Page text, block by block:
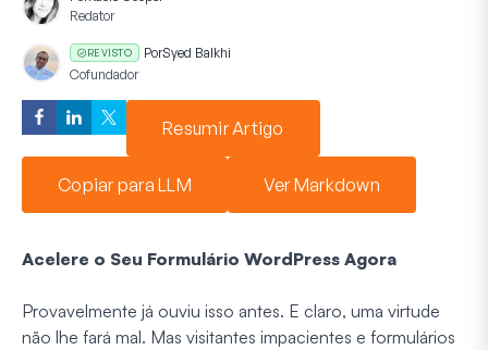
Redator
REVISTO PorSyed Balkhi
Cofundador
Resumir Artigo
Copiar para LLM Ver Markdown
Acelere o Seu Formulário WordPress Agora
Provavelmente já ouviu isso antes. E claro, uma virtude
não lhe fará mal. Mas visitantes impacientes e formulários